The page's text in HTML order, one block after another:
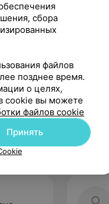
сбора
файлов
позднее время.
о целях,
cookie вы можете
файлов cookie
Принять